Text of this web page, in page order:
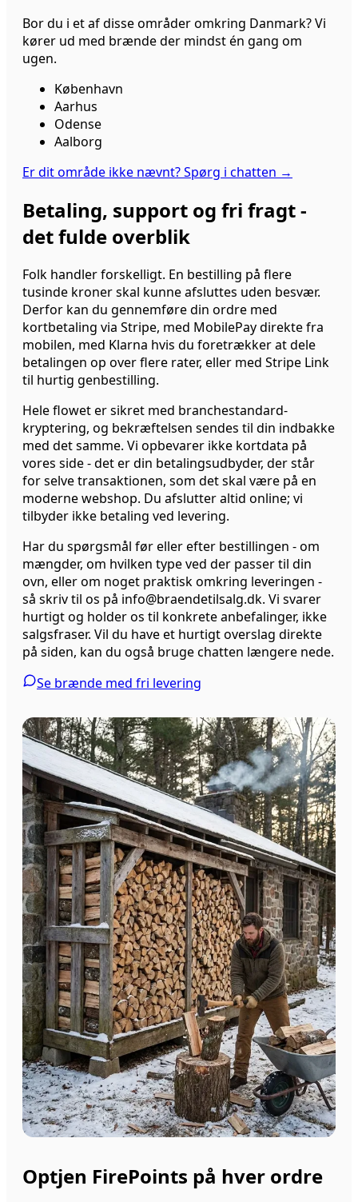
Bor du i et af disse områder omkring Danmark? Vi
kører ud med brænde der mindst én gang om
ugen.
København
Aarhus
Odense
Aalborg
Er dit område ikke nævnt? Spørg i chatten →
Betaling, support og fri fragt -
det fulde overblik
Folk handler forskelligt. En bestilling på flere
tusinde kroner skal kunne afsluttes uden besvær.
Derfor kan du gennemføre din ordre med
kortbetaling via Stripe, med MobilePay direkte fra
mobilen, med Klarna hvis du foretrækker at dele
betalingen op over flere rater, eller med Stripe Link
til hurtig genbestilling.
Hele flowet er sikret med branchestandard-
kryptering, og bekræftelsen sendes til din indbakke
med det samme. Vi opbevarer ikke kortdata på
vores side - det er din betalingsudbyder, der står
for selve transaktionen, som det skal være på en
moderne webshop. Du afslutter altid online; vi
tilbyder ikke betaling ved levering.
Har du spørgsmål før eller efter bestillingen - om
mængder, om hvilken type ved der passer til din
ovn, eller om noget praktisk omkring leveringen -
så skriv til os på info@braendetilsalg.dk. Vi svarer
hurtigt og holder os til konkrete anbefalinger, ikke
salgsfraser. Vil du have et hurtigt overslag direkte
på siden, kan du også bruge chatten længere nede.
Se brænde med fri levering
Optjen FirePoints på hver ordre